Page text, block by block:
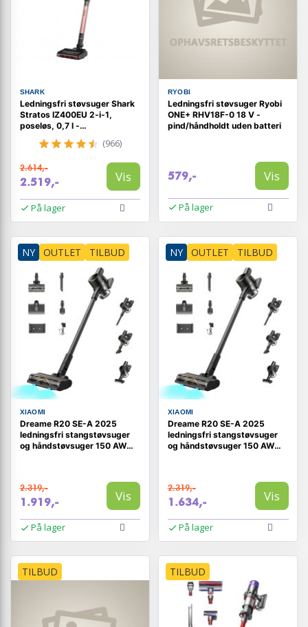
SHARK
Ledningsfri støvsuger Shark
Stratos IZ400EU 2-i-1,
poseløs, 0,7 l -
mørkegrå/rosa guld
(966)
2.614,-
2.519,- Vis
På lager
RYOBI
Ledningsfri støvsuger Ryobi
ONE+ RHV18F-0 18 V -
pind/håndholdt uden batteri
579,- Vis
På lager
NY OUTLET TILBUD
XIAOMI
Dreame R20 SE-A 2025
ledningsfri stangstøvsuger
og håndstøvsuger 150 AW
2.319,-
1.919,- Vis
På lager
NY OUTLET TILBUD
XIAOMI
Dreame R20 SE-A 2025
ledningsfri stangstøvsuger
og håndstøvsuger 150 AW
2.319,-
1.634,- Vis
På lager
TILBUD TILBUD